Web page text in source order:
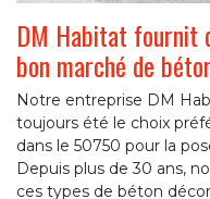
DM Habitat fournit
bon marché de
Notre entreprise DM
toujours été le choix
dans le 50750 pour la
Depuis plus de 30 ans,
ces types de béton